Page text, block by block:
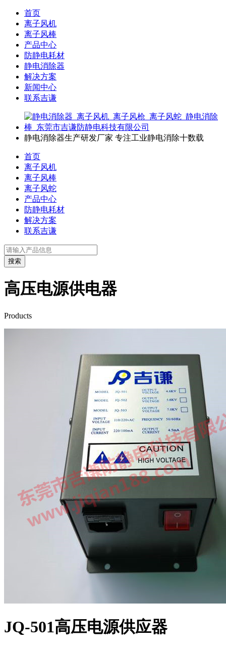
首页
离子风机
离子风棒
产品中心
防静电耗材
静电消除器
解决方案
新闻中心
联系吉谦
静电消除器生产研发厂家 专注工业静电消除十数载
首页
离子风机
离子风棒
离子风蛇
产品中心
防静电耗材
解决方案
联系吉谦
高压电源供电器
Products
JQ-501高压电源供应器